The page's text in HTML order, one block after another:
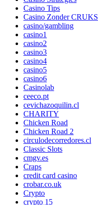
Casino Tips
Casino Zonder CRUKS
casino/gambling
casino1
casino2
casino3
casino4
casino5
casino6
Casinolab
ceeco.pt
cevichazoquilin.cl
CHARITY
Chicken Road
Chicken Road 2
circulodecorredores.cl
Classic Slots
cmgv.es
Craps
credit card casino
crobar.co.uk
Crypto
crypto 15